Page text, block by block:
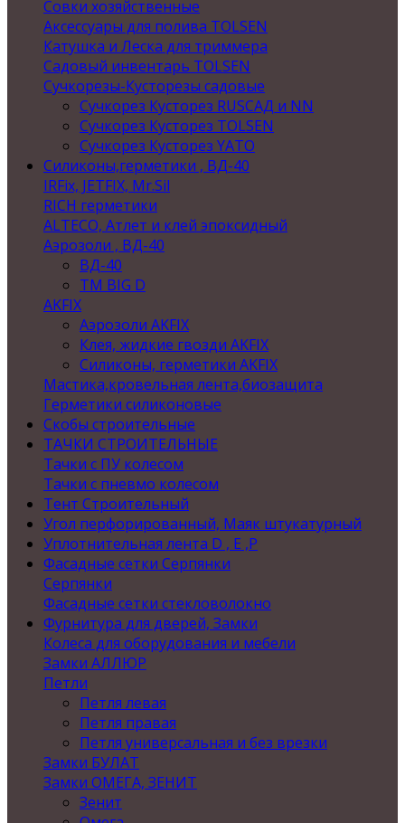
Совки хозяйственные
Аксессуары для полива TOLSEN
Катушка и Леска для триммера
Садовый инвентарь TOLSEN
Сучкорезы-Кусторезы садовые
Сучкорез Кусторез RUSСАД и NN
Сучкорез Кусторез TOLSEN
Сучкорез Кусторез YATO
Силиконы,герметики , ВД-40
IRFix, JETFIX, Mr.Sil
RICH герметики
ALTECO, Атлет и клей эпоксидный
Аэрозоли , ВД-40
ВД-40
TM BIG D
AKFIX
Аэрозоли AKFIX
Клея, жидкие гвозди AKFIX
Силиконы, герметики AKFIX
Мастика,кровельная лента,биозащита
Герметики силиконовые
Скобы строительные
ТАЧКИ СТРОИТЕЛЬНЫЕ
Тачки с ПУ колесом
Тачки с пневмо колесом
Тент Строительный
Угол перфорированный, Маяк штукатурный
Уплотнительная лента D , Е ,P
Фасадные сетки Серпянки
Серпянки
Фасадные сетки стекловолокно
Фурнитура для дверей, Замки
Колеса для оборудования и мебели
Замки АЛЛЮР
Петли
Петля левая
Петля правая
Петля универсальная и без врезки
Замки БУЛАТ
Замки ОМЕГА, ЗЕНИТ
Зенит